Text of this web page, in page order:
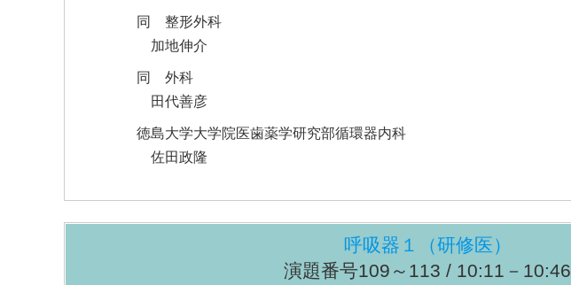
同 整形外科
加地伸介
同 外科
田代善彦
徳島大学大学院医歯薬学研究部循環器内科
佐田政隆
呼吸器１（研修医）
演題番号109～113 / 10:11－10:46